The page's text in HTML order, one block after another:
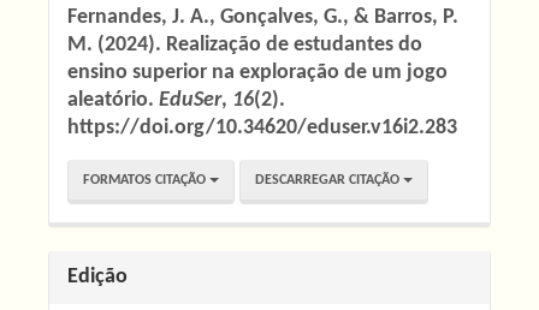
artigo
Fernandes, J. A., Gonçalves, G., & Barros, P.
M. (2024). Realização de estudantes do
ensino superior na exploração de um jogo
aleatório. EduSer, 16(2).
https://doi.org/10.34620/eduser.v16i2.283
FORMATOS CITAÇÃO DESCARREGAR CITAÇÃO
Edição